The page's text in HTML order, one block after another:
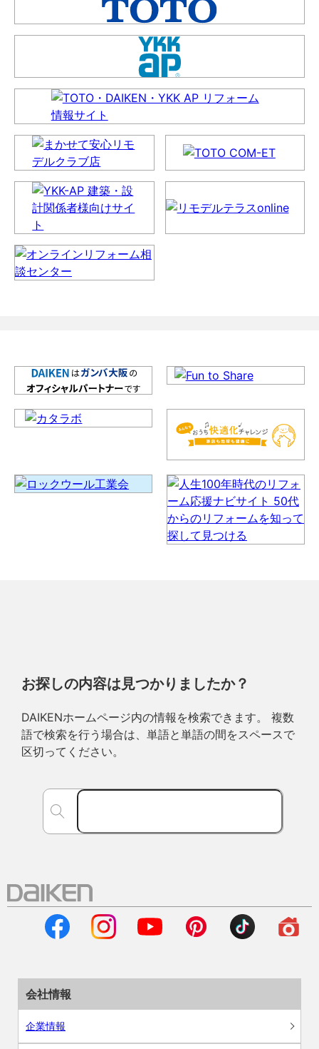
お探しの内容は見つかりましたか？
DAIKENホームページ内の情報を検索できます。 複数
語で検索を行う場合は、単語と単語の間をスペースで
区切ってください。
会社情報
企業情報